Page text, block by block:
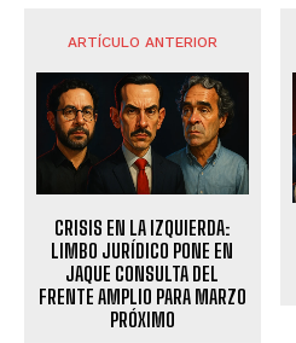
ARTÍCULO ANTERIOR
CRISIS EN LA IZQUIERDA:
LIMBO JURÍDICO PONE EN
JAQUE CONSULTA DEL
FRENTE AMPLIO PARA MARZO
PRÓXIMO